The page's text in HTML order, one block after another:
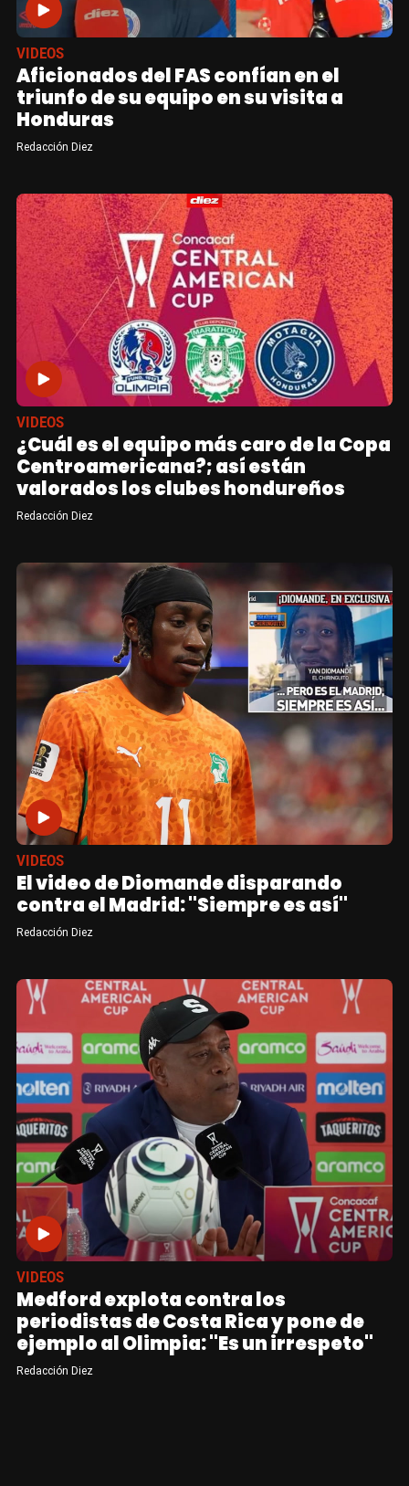
VIDEOS
Aficionados del FAS confían en el
triunfo de su equipo en su visita a
Honduras
Redacción Diez
VIDEOS
¿Cuál es el equipo más caro de la Copa
Centroamericana?; así están
valorados los clubes hondureños
Redacción Diez
VIDEOS
El video de Diomande disparando
contra el Madrid: "Siempre es así"
Redacción Diez
VIDEOS
Medford explota contra los
periodistas de Costa Rica y pone de
ejemplo al Olimpia: "Es un irrespeto"
Redacción Diez